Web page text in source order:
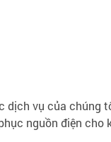
dịch vụ của chúng
nguồn điện cho